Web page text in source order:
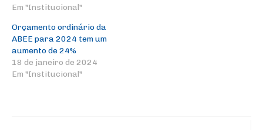
Em "Institucional"
Orçamento ordinário da
ABEE para 2024 tem um
aumento de 24%
18 de janeiro de 2024
Em "Institucional"